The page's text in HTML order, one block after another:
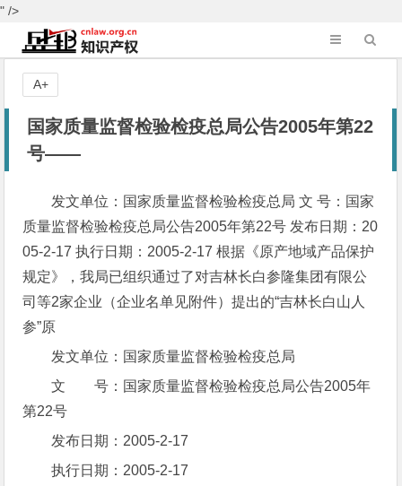
" />
国家质量监督检验检疫总局公告2005年第22
号——
发文单位：国家质量监督检验检疫总局 文 号：国家
质量监督检验检疫总局公告2005年第22号 发布日期：20
05-2-17 执行日期：2005-2-17 根据《原产地域产品保护
规定》，我局已组织通过了对吉林长白参隆集团有限公
司等2家企业（企业名单见附件）提出的“吉林长白山人
参”原
发文单位：国家质量监督检验检疫总局
文 号：国家质量监督检验检疫总局公告2005年
第22号
发布日期：2005-2-17
执行日期：2005-2-17
A+